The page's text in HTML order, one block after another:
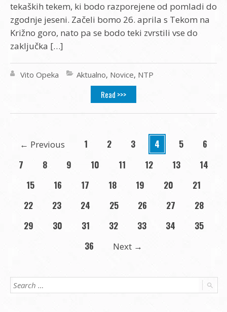
tekaških tekem, ki bodo razporejene od pomladi do
zgodnje jeseni. Začeli bomo 26. aprila s Tekom na
Križno goro, nato pa se bodo teki zvrstili vse do
zaključka […]
Vito Opeka Aktualno, Novice, NTP
Read >>>
← Previous 1 2 3 4 5
6
7
8 9 10 11 12 13
14
15
16 17 18 19 20
21
22
23 24 25 26 27
28
29
30 31 32 33 34
35
36
Next →